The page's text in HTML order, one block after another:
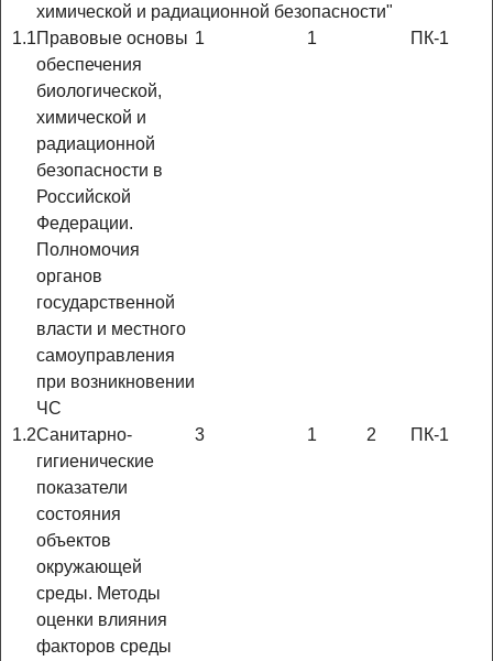
химической и радиационной безопасности"
1.1Правовые основы
обеспечения
биологической,
химической и
радиационной
безопасности в
Российской
Федерации.
Полномочия
органов
государственной
власти и местного
самоуправления
при возникновении
ЧС
1 1 ПК-1
1.2Санитарно-
гигиенические
показатели
состояния
объектов
окружающей
среды. Методы
оценки влияния
факторов среды
3 1 2 ПК-1